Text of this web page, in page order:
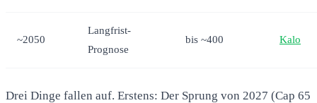
~2050
Langfrist-
Prognose
bis ~400 Kalo
Drei Dinge fallen auf. Erstens: Der Sprung von 2027 (Cap 65